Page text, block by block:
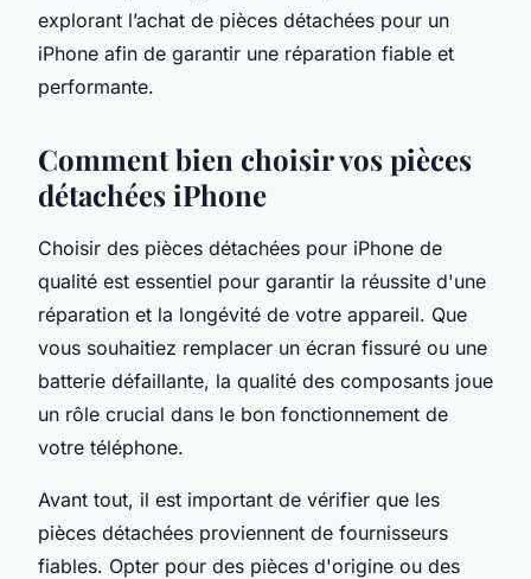
explorant l’achat de pièces détachées pour un
iPhone afin de garantir une réparation fiable et
performante.
Comment bien choisir vos pièces
détachées iPhone
Choisir des pièces détachées pour iPhone de
qualité est essentiel pour garantir la réussite d'une
réparation et la longévité de votre appareil. Que
vous souhaitiez remplacer un écran fissuré ou une
batterie défaillante, la qualité des composants joue
un rôle crucial dans le bon fonctionnement de
votre téléphone.
Avant tout, il est important de vérifier que les
pièces détachées proviennent de fournisseurs
fiables. Opter pour des pièces d'origine ou des